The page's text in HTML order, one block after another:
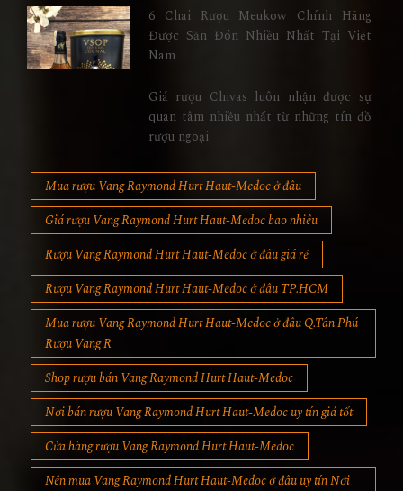
6 Chai Rượu Meukow Chính Hãng
Được Săn Đón Nhiều Nhất Tại Việt
Nam
Giá rượu Chivas luôn nhận được sự
quan tâm nhiều nhất từ những tín đồ
rượu ngoại
Mua rượu Vang Raymond Hurt Haut-Medoc ở đâu
Giá rượu Vang Raymond Hurt Haut-Medoc bao nhiêu
Rượu Vang Raymond Hurt Haut-Medoc ở đâu giá rẻ
Rượu Vang Raymond Hurt Haut-Medoc ở đâu TP.HCM
Mua rượu Vang Raymond Hurt Haut-Medoc ở đâu Q.Tân Phú
Rượu Vang R
Shop rượu bán Vang Raymond Hurt Haut-Medoc
Nơi bán rượu Vang Raymond Hurt Haut-Medoc uy tín giá tốt
Cửa hàng rượu Vang Raymond Hurt Haut-Medoc
Nên mua Vang Raymond Hurt Haut-Medoc ở đâu uy tín Nơi